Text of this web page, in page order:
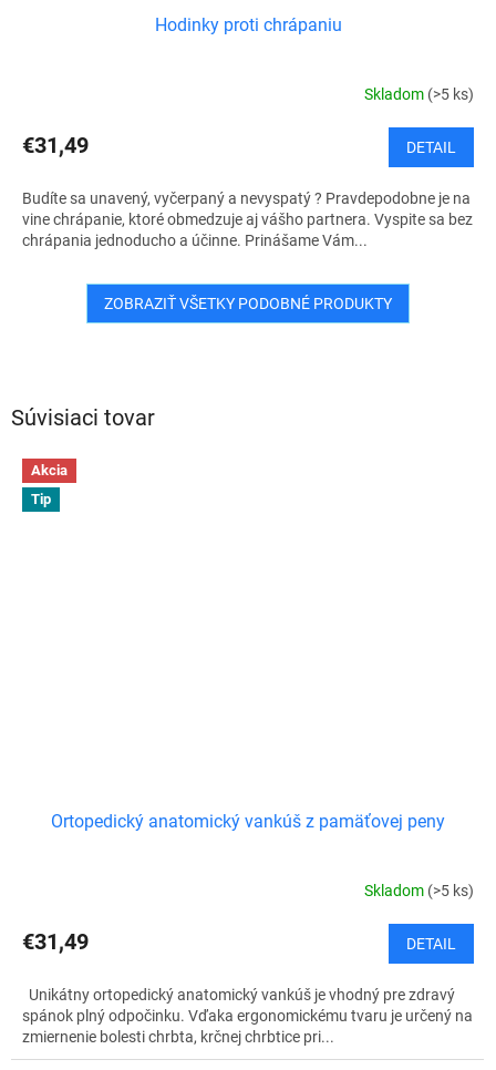
Súvisiaci tovar
Akcia
Tip
Ortopedický anatomický vankúš z pamäťovej peny
Skladom (>5 ks)
€31,49 DETAIL
Unikátny ortopedický anatomický vankúš je vhodný pre zdravý
spánok plný odpočinku. Vďaka ergonomickému tvaru je určený na
zmiernenie bolesti chrbta, krčnej chrbtice pri...
Hodinky proti chrápaniu
Skladom (>5 ks)
€31,49 DETAIL
Budíte sa unavený, vyčerpaný a nevyspatý ? Pravdepodobne je na
vine chrápanie, ktoré obmedzuje aj vášho partnera. Vyspite sa bez
chrápania jednoducho a účinne. Prinášame Vám...
ZOBRAZIŤ VŠETKY PODOBNÉ PRODUKTY